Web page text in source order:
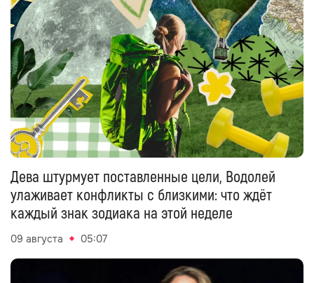
Дева штурмует поставленные цели, Водолей
улаживает конфликты с близкими: что ждёт
каждый знак зодиака на этой неделе
09 августа 05:07